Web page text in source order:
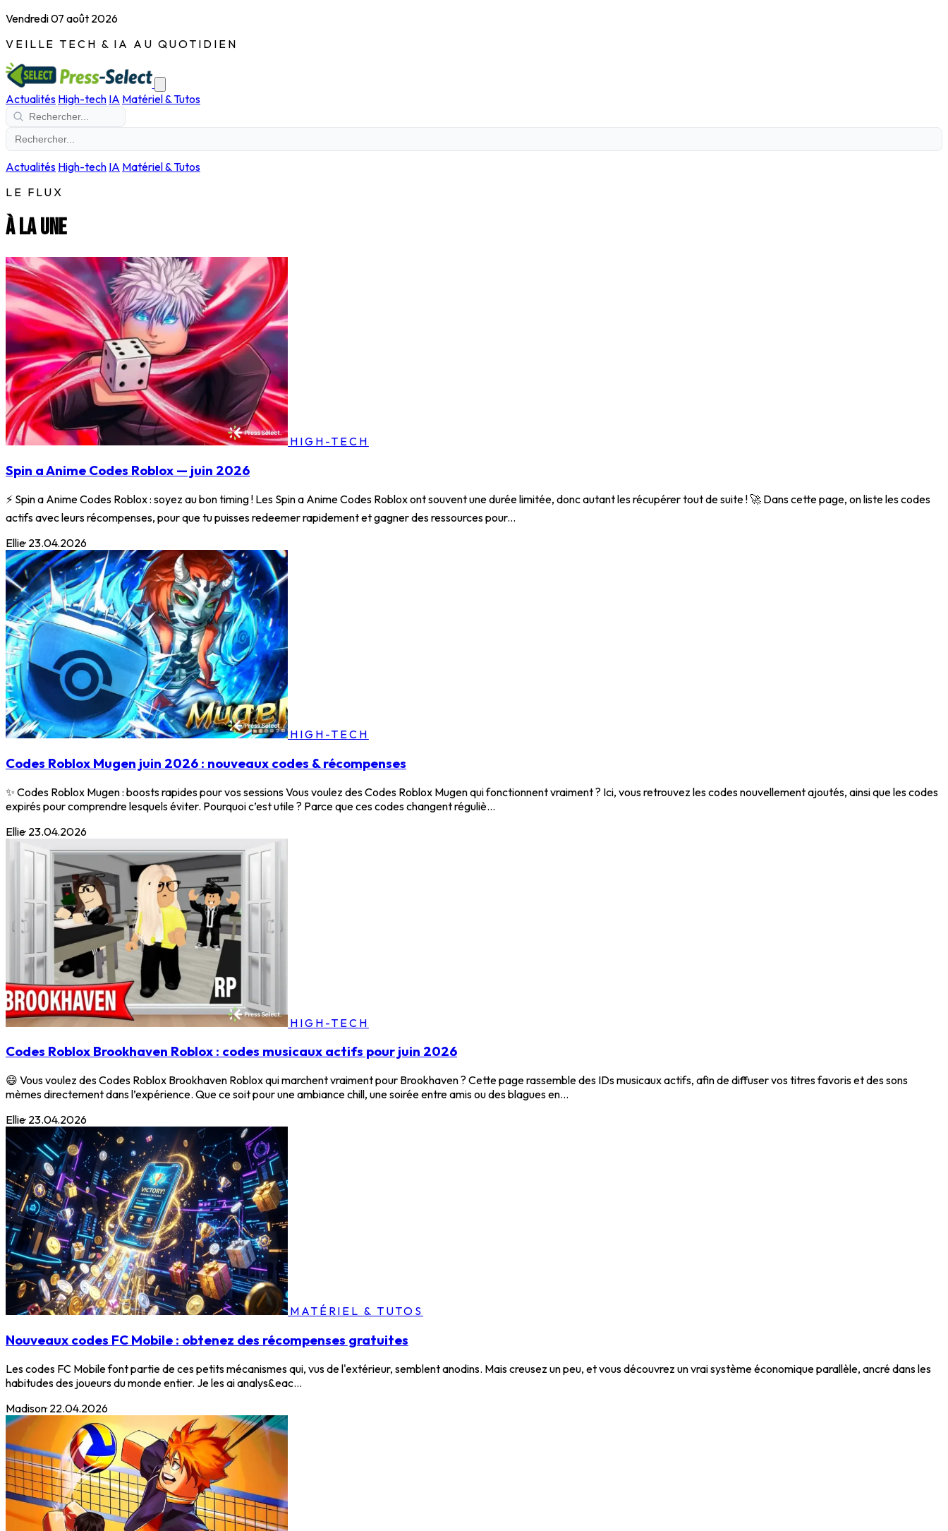
Vendredi 07 août 2026
VEILLE TECH & IA AU QUOTIDIEN
Actualités High-tech IA Matériel & Tutos
Actualités High-tech IA Matériel & Tutos
LE FLUX
À la une
HIGH-TECH
Spin a Anime Codes Roblox — juin 2026
⚡ Spin a Anime Codes Roblox : soyez au bon timing ! Les Spin a Anime Codes Roblox ont souvent une durée limitée, donc autant les récupérer tout de suite ! 🚀 Dans cette page, on liste les codes
actifs avec leurs récompenses, pour que tu puisses redeemer rapidement et gagner des ressources pour...
Ellie· 23.04.2026
HIGH-TECH
Codes Roblox Mugen juin 2026 : nouveaux codes & récompenses
✨ Codes Roblox Mugen : boosts rapides pour vos sessions Vous voulez des Codes Roblox Mugen qui fonctionnent vraiment ? Ici, vous retrouvez les codes nouvellement ajoutés, ainsi que les codes
expirés pour comprendre lesquels éviter. Pourquoi c’est utile ? Parce que ces codes changent réguliè...
Ellie· 23.04.2026
HIGH-TECH
Codes Roblox Brookhaven Roblox : codes musicaux actifs pour juin 2026
😄 Vous voulez des Codes Roblox Brookhaven Roblox qui marchent vraiment pour Brookhaven ? Cette page rassemble des IDs musicaux actifs, afin de diffuser vos titres favoris et des sons
mèmes directement dans l’expérience. Que ce soit pour une ambiance chill, une soirée entre amis ou des blagues en...
Ellie· 23.04.2026
MATÉRIEL & TUTOS
Nouveaux codes FC Mobile : obtenez des récompenses gratuites
Les codes FC Mobile font partie de ces petits mécanismes qui, vus de l'extérieur, semblent anodins. Mais creusez un peu, et vous découvrez un vrai système économique parallèle, ancré dans les
habitudes des joueurs du monde entier. Je les ai analys&eac...
Madison· 22.04.2026